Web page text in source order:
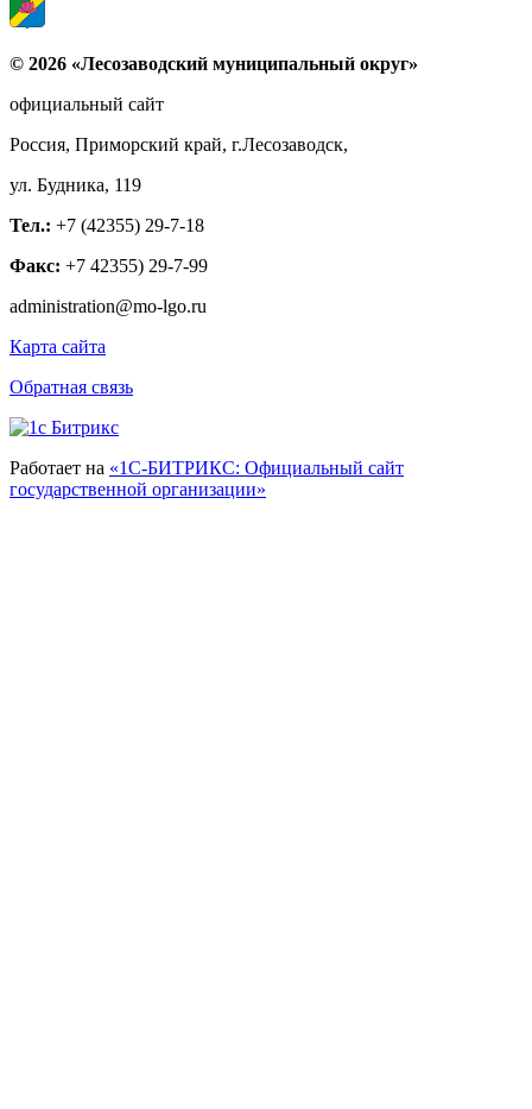
© 2026 «Лесозаводский муниципальный округ»
официальный сайт
Россия, Приморский край, г.Лесозаводск,
ул. Будника, 119
Тел.: +7 (42355) 29-7-18
Факс: +7 42355) 29-7-99
administration@mo-lgo.ru
Карта сайта
Обратная связь
Работает на «1С-БИТРИКС: Официальный сайт
государственной организации»